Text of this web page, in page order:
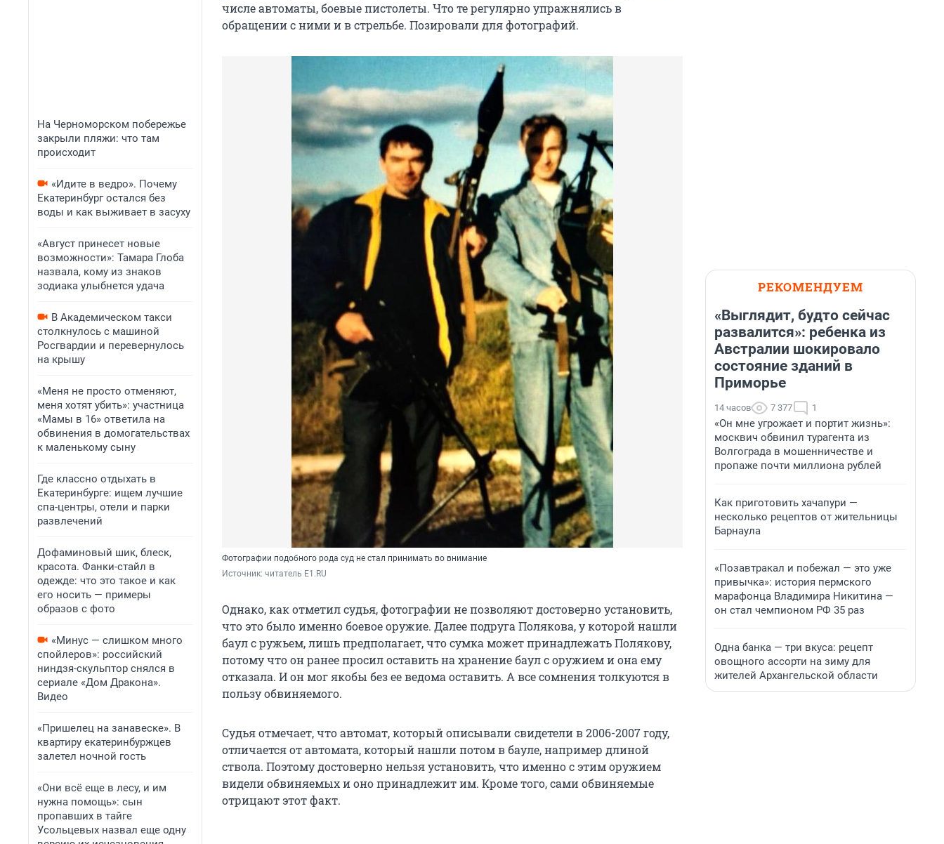
На Черноморском побережье
закрыли пляжи: что там
происходит
«Идите в ведро». Почему
Екатеринбург остался без
воды и как выживает в засуху
«Август принесет новые
возможности»: Тамара Глоба
назвала, кому из знаков
зодиака улыбнется удача
В Академическом такси
столкнулось с машиной
Росгвардии и перевернулось
на крышу
«Меня не просто отменяют,
меня хотят убить»: участница
«Мамы в 16» ответила на
обвинения в домогательствах
к маленькому сыну
Где классно отдыхать в
Екатеринбурге: ищем лучшие
спа-центры, отели и парки
развлечений
Дофаминовый шик, блеск,
красота. Фанки-стайл в
одежде: что это такое и как
его носить — примеры
образов с фото
«Минус — слишком много
спойлеров»: российский
ниндзя-скульптор снялся в
сериале «Дом Дракона».
Видео
«Пришелец на занавеске». В
квартиру екатеринбуржцев
залетел ночной гость
«Они всё еще в лесу, и им
нужна помощь»: сын
пропавших в тайге
Усольцевых назвал еще одну
числе автоматы, боевые пистолеты. Что те регулярно упражнялись в
обращении с ними и в стрельбе. Позировали для фотографий.
Фотографии подобного рода суд не стал принимать во внимание
Источник: читатель E1.RU
Однако, как отметил судья, фотографии не позволяют достоверно установить,
что это было именно боевое оружие. Далее подруга Полякова, у которой нашли
баул с ружьем, лишь предполагает, что сумка может принадлежать Полякову,
потому что он ранее просил оставить на хранение баул с оружием и она ему
отказала. И он мог якобы без ее ведома оставить. А все сомнения толкуются в
пользу обвиняемого.
Судья отмечает, что автомат, который описывали свидетели в 2006-2007 году,
отличается от автомата, который нашли потом в бауле, например длиной
ствола. Поэтому достоверно нельзя установить, что именно с этим оружием
видели обвиняемых и оно принадлежит им. Кроме того, сами обвиняемые
отрицают этот факт.
РЕКОМЕНДУЕМ
«Выглядит, будто сейчас
развалится»: ребенка из
Австралии шокировало
состояние зданий в
Приморье
14 часов 7 377 1
«Он мне угрожает и портит жизнь»:
москвич обвинил турагента из
Волгограда в мошенничестве и
пропаже почти миллиона рублей
Как приготовить хачапури —
несколько рецептов от жительницы
Барнаула
«Позавтракал и побежал — это уже
привычка»: история пермского
марафонца Владимира Никитина —
он стал чемпионом РФ 35 раз
Одна банка — три вкуса: рецепт
овощного ассорти на зиму для
жителей Архангельской области